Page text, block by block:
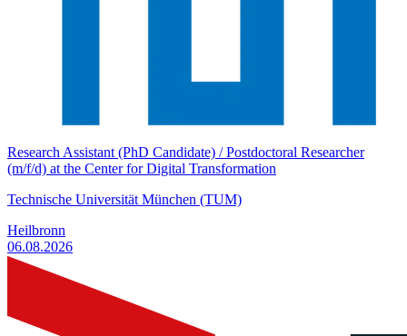
Research Assistant (PhD Candidate) / Postdoctoral Researcher
(m/f/d) at the Center for Digital Transformation
Technische Universität München (TUM)
Heilbronn
06.08.2026